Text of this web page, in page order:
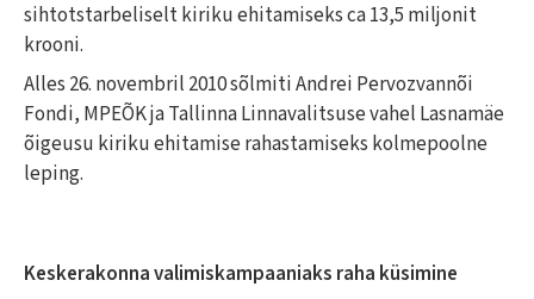
sihtotstarbeliselt kiriku ehitamiseks ca 13,5 miljonit
krooni.
Alles 26. novembril 2010 sõlmiti Andrei Pervozvannõi
Fondi, MPEÕK ja Tallinna Linnavalitsuse vahel Lasnamäe
õigeusu kiriku ehitamise rahastamiseks kolmepoolne
leping.
Keskerakonna valimiskampaaniaks raha küsimine